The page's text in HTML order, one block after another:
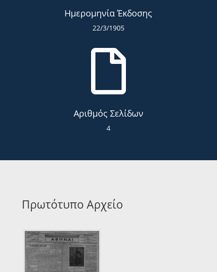
Ημερομηνία Έκδοσης
22/3/1905

Αριθμός Σελίδων
4
Πρωτότυπο Αρχείο